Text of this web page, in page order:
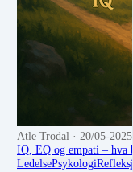
Atle Trodal · 20/05-2025
IQ, EQ og empati – hva
LedelsePsykologi